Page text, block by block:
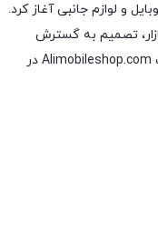
و لوازم جانبی آغاز کرد.
تصمیم به گسترش
خدمات خود گرفت و به همین منظور، وبسایت Alimobileshop.com در